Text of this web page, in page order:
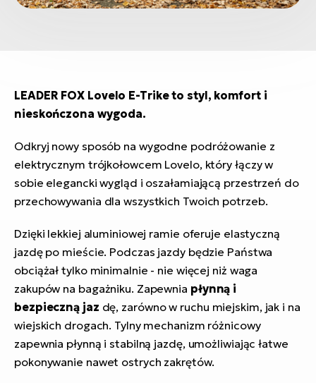
LEADER FOX Lovelo E-Trike to styl, komfort i
nieskończona wygoda.
Odkryj nowy sposób na wygodne podróżowanie z
elektrycznym trójkołowcem Lovelo, który łączy w
sobie elegancki wygląd i oszałamiającą przestrzeń do
przechowywania dla wszystkich Twoich potrzeb.
Dzięki lekkiej aluminiowej ramie oferuje elastyczną
jazdę po mieście. Podczas jazdy będzie Państwa
obciążał tylko minimalnie - nie więcej niż waga
zakupów na bagażniku. Zapewnia płynną i
bezpieczną jaz dę, zarówno w ruchu miejskim, jak i na
wiejskich drogach. Tylny mechanizm różnicowy
zapewnia płynną i stabilną jazdę, umożliwiając łatwe
pokonywanie nawet ostrych zakrętów.